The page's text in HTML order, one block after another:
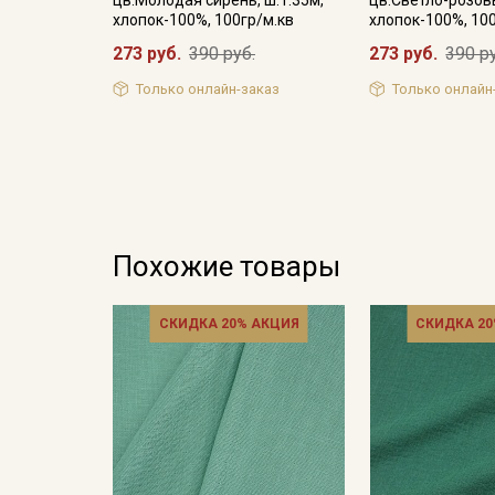
хлопок-100%, 100гр/м.кв
273 руб. 390 руб.
Только онлайн-заказ
хлопок-100%,
273 руб. 390
Только
Похожие товары
СКИДКА 20% АКЦИЯ СКИДКА